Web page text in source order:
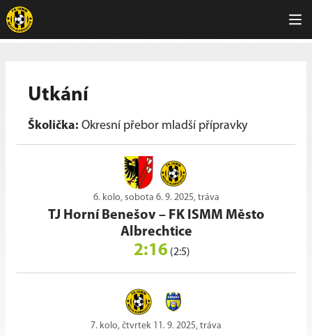
Utkání
Školička: Okresní přebor mladší přípravky
6. kolo, sobota 6. 9. 2025, tráva
TJ Horní Benešov– FK ISMM Město
Albrechtice
2:16 (2:5)
7. kolo, čtvrtek 11. 9. 2025, tráva